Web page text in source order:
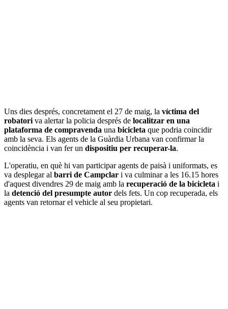
Uns dies després, concretament el 27 de maig, la víctima del
robatori va alertar la policia després de localitzar en una
plataforma de compravenda una bicicleta que podria coincidir
amb la seva. Els agents de la Guàrdia Urbana van confirmar la
coincidència i van fer un dispositiu per recuperar-la.
L'operatiu, en què hi van participar agents de paisà i uniformats, es
va desplegar al barri de Campclar i va culminar a les 16.15 hores
d'aquest divendres 29 de maig amb la recuperació de la bicicleta i
la detenció del presumpte autor dels fets. Un cop recuperada, els
agents van retornar el vehicle al seu propietari.